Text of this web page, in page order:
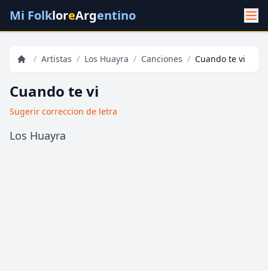
Mi FolkloreArgentino
/ Artistas / Los Huayra / Canciones / Cuando te vi
Cuando te vi
Sugerir correccion de letra
Los Huayra